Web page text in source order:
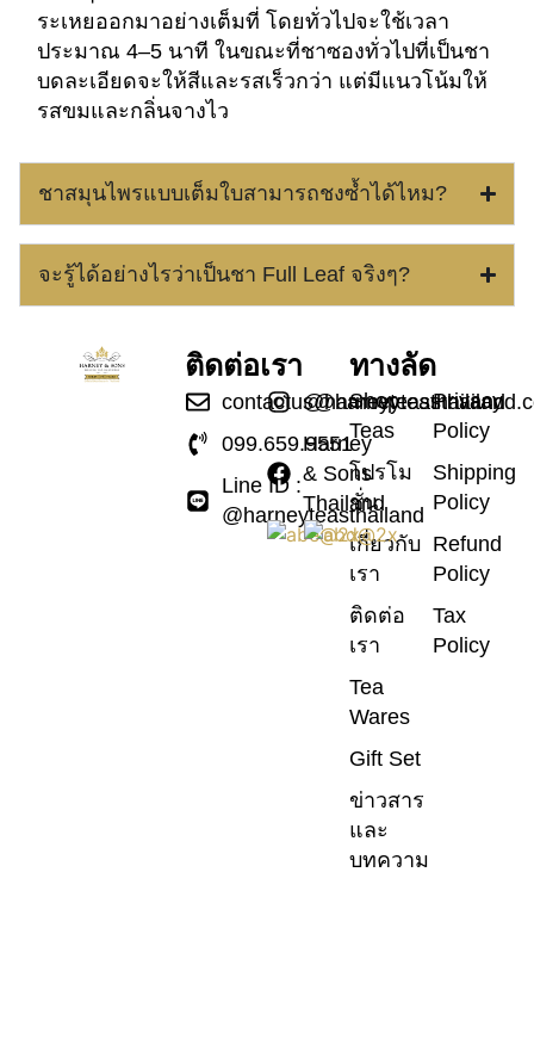
ระเหยออกมาอย่างเต็มที่ โดยทั่วไปจะใช้เวลา
ประมาณ 4–5 นาที ในขณะที่ชาซองทั่วไปที่เป็นชา
บดละเอียดจะให้สีและรสเร็วกว่า แต่มีแนวโน้มให้
รสขมและกลิ่นจางไว
ชาสมุนไพรแบบเต็มใบสามารถชงซ้ำได้ไหม?
จะรู้ได้อย่างไรว่าเป็นชา Full Leaf จริงๆ?
ทางลัด
Shop
Teas
โปรโม
ชั่น
เกี่ยวกับ
เรา
ติดต่อ
เรา
Tea
Wares
Gift Set
ข่าวสาร
และ
บทความ
Privacy
Policy
Shipping
Policy
Refund
Policy
Tax
Policy
ติดต่อเรา
099.659.9551
Line ID :
@harneyteasthailand
@harneyteasthailand
Harney
& Sons
Thailand